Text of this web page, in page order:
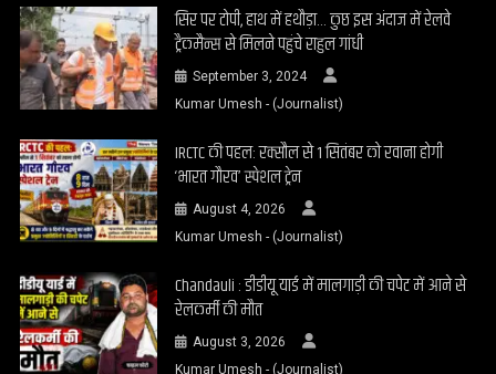
सिर पर टोपी, हाथ में हथौड़ा… कुछ इस अंदाज में रेलवे
ट्रैकमैन्स से मिलने पहुंचे राहुल गांधी
September 3, 2024
Kumar Umesh - (Journalist)
IRCTC की पहल: रक्सौल से 1 सितंबर को रवाना होगी
‘भारत गौरव’ स्पेशल ट्रेन
August 4, 2026
Kumar Umesh - (Journalist)
Chandauli : डीडीयू यार्ड में मालगाड़ी की चपेट में आने से
रेलकर्मी की मौत
August 3, 2026
Kumar Umesh - (Journalist)